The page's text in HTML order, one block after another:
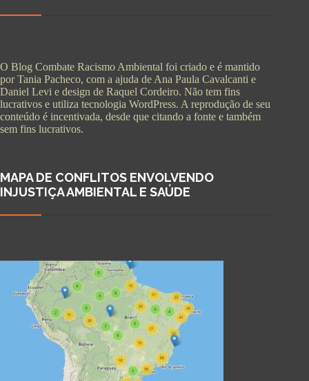
O Blog Combate Racismo Ambiental foi criado e é mantido
por Tania Pacheco, com a ajuda de Ana Paula Cavalcanti e
Daniel Levi e design de Raquel Cordeiro. Não tem fins
lucrativos e utiliza tecnologia WordPress. A reprodução de seu
conteúdo é incentivada, desde que citando a fonte e também
sem fins lucrativos.
MAPA DE CONFLITOS ENVOLVENDO
INJUSTIÇA AMBIENTAL E SAÚDE